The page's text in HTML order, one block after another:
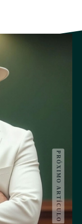
PRÓXIMO ARTÍCULO